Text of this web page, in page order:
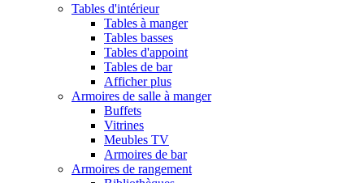
Tables d'intérieur
Tables à manger
Tables basses
Tables d'appoint
Tables de bar
Afficher plus
Armoires de salle à manger
Buffets
Vitrines
Meubles TV
Armoires de bar
Armoires de rangement